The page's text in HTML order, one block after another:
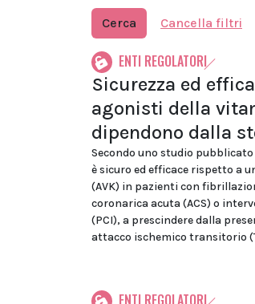
Cerca Cancella filtri
ENTI REGOLATORI
Sicurezza ed
agonisti della
dipendono dalla
Secondo uno studio
è sicuro ed efficace rispetto a
(AVK) in pazienti con
coronarica acuta (ACS) o
(PCI), a prescindere dalla
attacco ischemico transitorio
ENTI REGOLATORI